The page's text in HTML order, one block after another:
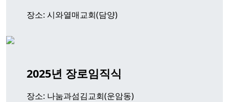
장소: 시와열매교회(담양)
2025년 장로임직식
장소: 나눔과섬김교회(운암동)